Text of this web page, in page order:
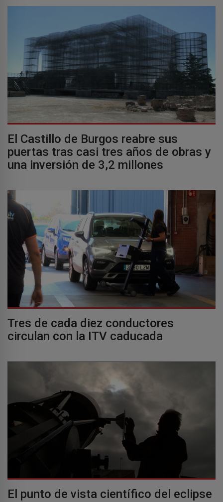
El Castillo de Burgos reabre sus
puertas tras casi tres años de obras y
una inversión de 3,2 millones
Tres de cada diez conductores
circulan con la ITV caducada
El punto de vista científico del eclipse